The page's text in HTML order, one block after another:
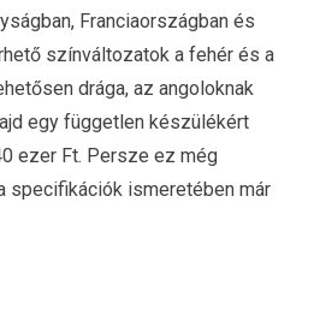
Franciaországban és
színváltozatok a fehér és a
drága, az angoloknak
egy független készülékért
ezer Ft. Persze ez még
specifikációk ismeretében már